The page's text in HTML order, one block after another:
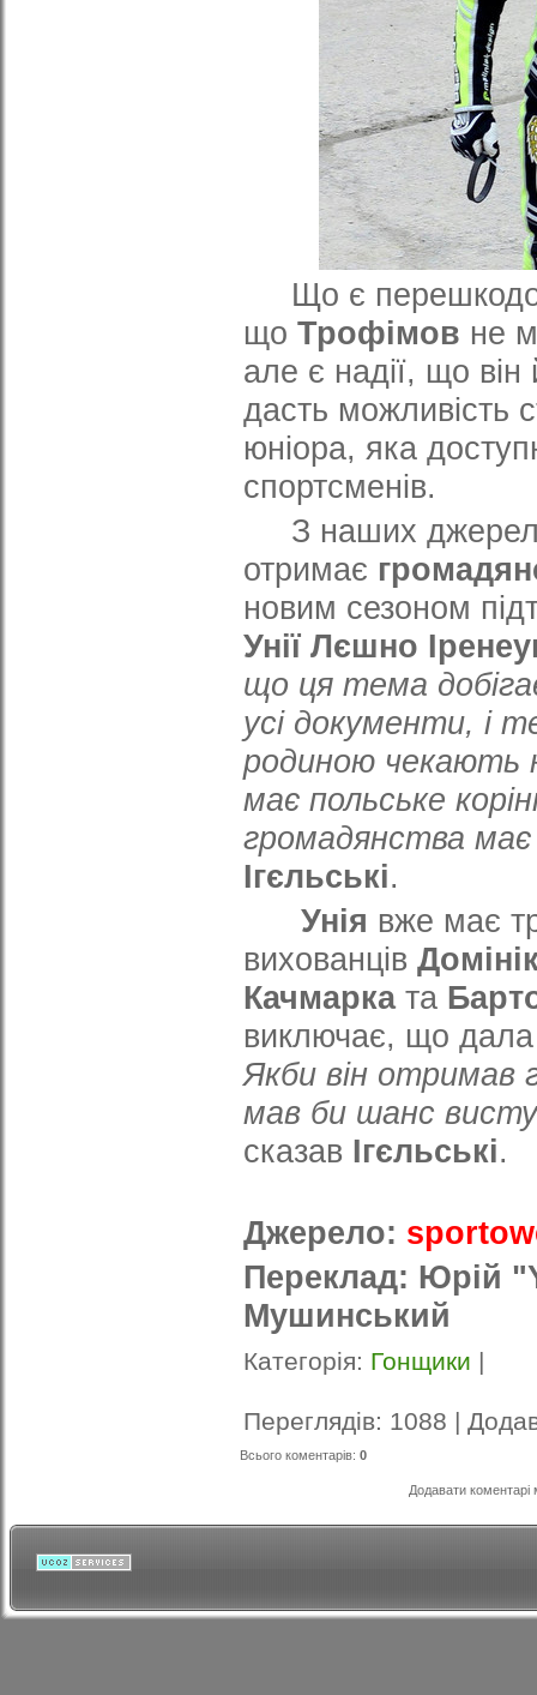
Що є
що Трофімов не
але є надії, що
дасть можливість
юніора, яка
спортсменів.
З наших
отримає
новим сезоном
Унії Лєшно
що ця тема
усі документи, і
родиною чекають
має польське
громадянства має
Ігєльські.
Унія вже має
вихованців
Качмарка та
виключає, що
Якби він отримав
мав би шанс
сказав Ігєльські.
Джерело:
Переклад: Юрій
Мушинський
Категорія: Гонщики |
Переглядів: 1088 |
Всього коментарів: 0
Додавати коментарі